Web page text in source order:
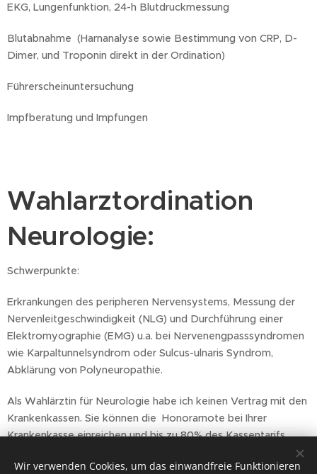
EKG, Lungenfunktion, 24-h Blutdruckmessung
Blutabnahme (Harnanalyse sowie Bestimmung von CRP, D-
Dimer, und Troponin direkt in der Ordination)
Führerscheinuntersuchung
Impfberatung und Impfungen
Wahlarztordination
Neurologie:
Schwerpunkte:
Erkrankungen des peripheren Nervensystems, Messung der
Nervenleitgeschwindigkeit (NLG) und Durchführung einer
Elektromyographie (EMG) u.a. bei Nervenengpasssyndromen
wie Karpaltunnelsyndrom oder Sulcus-ulnaris Syndrom,
Abklärung von Polyneuropathie.
Als Wahlärztin für Neurologie habe ich keinen Vertrag mit den
Krankenkassen. Sie können die Honorarnote bei Ihrer
Krankenkasse einreichen und bis zu 80% des Kassentarifs
Wir verwenden Cookies, um das einwandfreie Funktionieren